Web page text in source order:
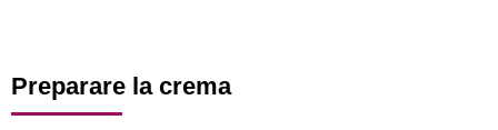
Preparare la crema